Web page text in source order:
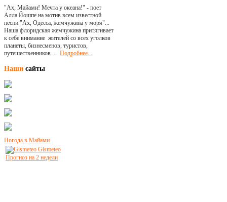
"Ах, Майами! Мечта у океана!" - поет
Алла Йошпе на мотив всем известной
песни "Ах, Одесса, жемчужина у моря"...
Наша флоридская жемчужина притягивает
к себе внимание жителей со всех уголков
планеты, бизнесменов, туристов,
путешественников ... Подробнее...
Наши сайты
Погода в Майами
Gismeteo
Прогноз на 2 недели